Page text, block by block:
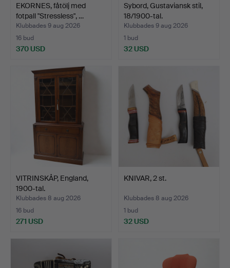
EKORNES, fåtölj med
fotpall "Stressless", …
Klubbades 9 aug 2026
16 bud
370 USD
Sybord, Gustaviansk stil,
18/1900-tal.
Klubbades 9 aug 2026
1 bud
32 USD
VITRINSKÅP, England,
1900-tal.
Klubbades 8 aug 2026
16 bud
271 USD
KNIVAR, 2 st.
Klubbades 8 aug 2026
1 bud
32 USD